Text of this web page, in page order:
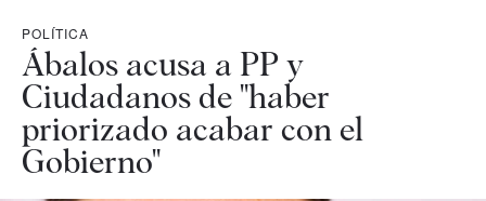
POLÍTICA
Ábalos acusa a PP y
Ciudadanos de "haber
priorizado acabar con el
Gobierno"